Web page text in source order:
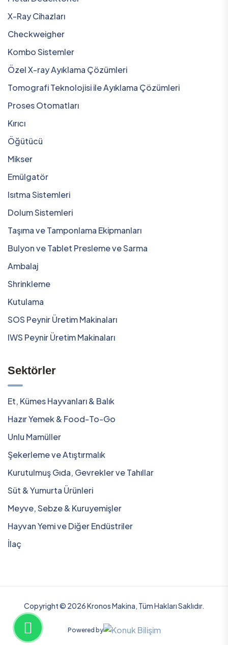
X-Ray Cihazları
Checkweigher
Kombo Sistemler
Özel X-ray Ayıklama Çözümleri
Tomografi Teknolojisi ile Ayıklama Çözümleri
Proses Otomatları
Kırıcı
Öğütücü
Mikser
Emülgatör
Isıtma Sistemleri
Dolum Sistemleri
Taşıma ve Tamponlama Ekipmanları
Bulyon ve Tablet Presleme ve Sarma
Ambalaj
Shrinkleme
Kutulama
SOS Peynir Üretim Makinaları
IWS Peynir Üretim Makinaları
Sektörler
Et, Kümes Hayvanları & Balık
Hazır Yemek & Food-To-Go
Unlu Mamüller
Şekerleme ve Atıştırmalık
Kurutulmuş Gıda, Gevrekler ve Tahıllar
Süt & Yumurta Ürünleri
Meyve, Sebze & Kuruyemişler
Hayvan Yemi ve Diğer Endüstriler
İlaç
Copyright © 2026 Kronos Makina, Tüm Hakları Saklıdır.
Powered by